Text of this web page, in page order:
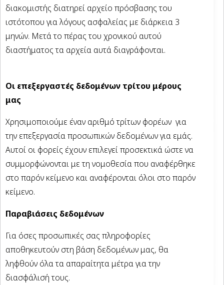
διακομιστής διατηρεί αρχείο πρόσβασης του
ιστότοπου για λόγους ασφαλείας με διάρκεια 3
μηνών. Μετά το πέρας του χρονικού αυτού
διαστήματος τα αρχεία αυτά διαγράφονται.
Οι επεξεργαστές δεδομένων τρίτου μέρους
μας
Χρησιμοποιούμε έναν αριθμό τρίτων φορέων για
την επεξεργασία προσωπικών δεδομένων για εμάς.
Αυτοί οι φορείς έχουν επιλεγεί προσεκτικά ώστε να
συμμορφώνονται με τη νομοθεσία που αναφέρθηκε
στο παρόν κείμενο και αναφέρονται όλοι στο παρόν
κείμενο.
Παραβιάσεις δεδομένων
Για όσες προσωπικές σας πληροφορίες
αποθηκευτούν στη βάση δεδομένων μας, θα
ληφθούν όλα τα απαραίτητα μέτρα για την
διασφάλισή τους.